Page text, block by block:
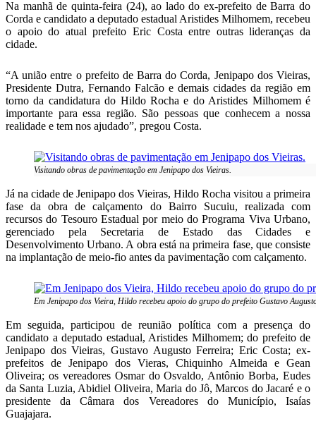
Na manhã de quinta-feira (24), ao lado do ex-prefeito de Barra do
Corda e candidato a deputado estadual Aristides Milhomem, recebeu
o apoio do atual prefeito Eric Costa entre outras lideranças da
cidade.
“A união entre o prefeito de Barra do Corda, Jenipapo dos Vieiras,
Presidente Dutra, Fernando Falcão e demais cidades da região em
torno da candidatura do Hildo Rocha e do Aristides Milhomem é
importante para essa região. São pessoas que conhecem a nossa
realidade e tem nos ajudado”, pregou Costa.
Visitando obras de pavimentação em Jenipapo dos Vieiras.
Já na cidade de Jenipapo dos Vieiras, Hildo Rocha visitou a primeira
fase da obra de calçamento do Bairro Sucuiu, realizada com
recursos do Tesouro Estadual por meio do Programa Viva Urbano,
gerenciado pela Secretaria de Estado das Cidades e
Desenvolvimento Urbano. A obra está na primeira fase, que consiste
na implantação de meio-fio antes da pavimentação com calçamento.
Em Jenipapo dos Vieira, Hildo recebeu apoio do grupo do prefeito Gustavo
Em seguida, participou de reunião política com a presença do
candidato a deputado estadual, Aristides Milhomem; do prefeito de
Jenipapo dos Vieiras, Gustavo Augusto Ferreira; Eric Costa; ex-
prefeitos de Jenipapo dos Vieras, Chiquinho Almeida e Gean
Oliveira; os vereadores Osmar do Osvaldo, Antônio Borba, Eudes
da Santa Luzia, Abidiel Oliveira, Maria do Jô, Marcos do Jacaré e o
presidente da Câmara dos Vereadores do Município, Isaías
Guajajara.